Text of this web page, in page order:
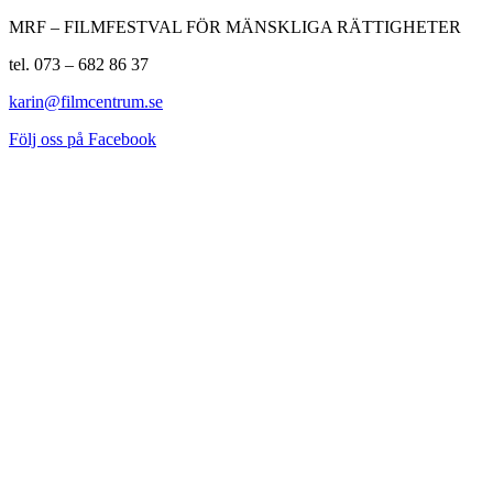
MRF – FILMFESTVAL FÖR MÄNSKLIGA RÄTTIGHETER
tel. 073 – 682 86 37
karin@filmcentrum.se
Följ oss på Facebook